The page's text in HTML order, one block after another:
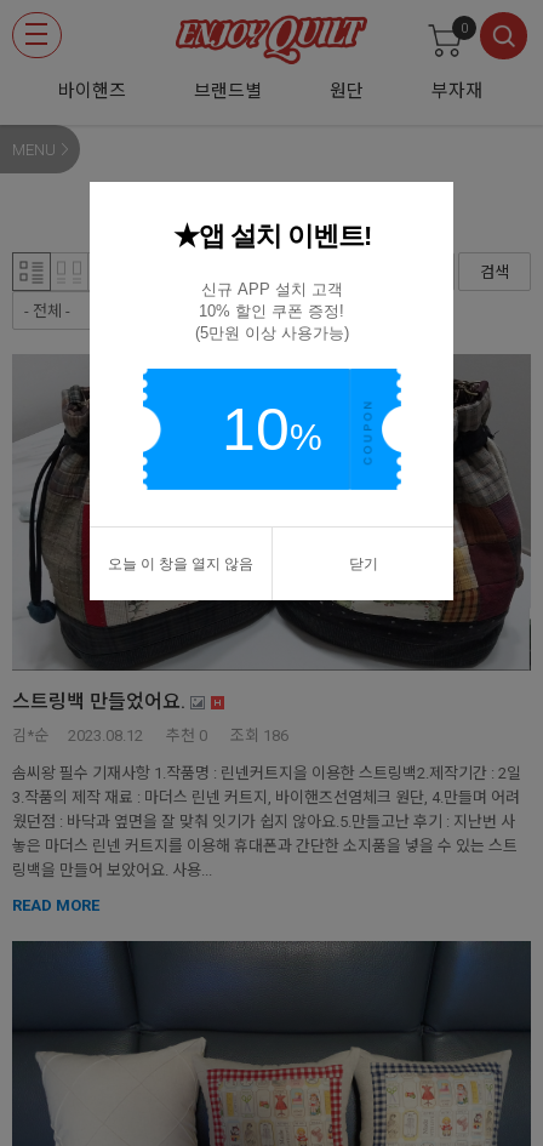
바이핸즈 브랜드별 원단 부자재
0
MENU
검색
스트링백 만들었어요.
김*순 2023.08.12 추천 0 조회 186
솜씨왕 필수 기재사항 1.작품명 : 린넨커트지을 이용한 스트링백2.제작기간 : 2일
3.작품의 제작 재료 : 마더스 린넨 커트지, 바이핸즈선염체크 원단, 4.만들며 어려
웠던점 : 바닥과 옆면을 잘 맞춰 잇기가 쉽지 않아요.5.만들고난 후기 : 지난번 사
놓은 마더스 린넨 커트지를 이용해 휴대폰과 간단한 소지품을 넣을 수 있는 스트
링백을 만들어 보았어요. 사용...
READ MORE
★앱 설치 이벤트!
신규 APP 설치 고객
10% 할인 쿠폰 증정!
(5만원 이상 사용가능)
10%
오늘 이 창을 열지 않음 닫기